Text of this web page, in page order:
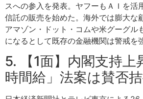
スへの参入を発表。ヤフーもＡＩを活
信託の販売を始めた。海外では膨大な
アマゾン・ドット・コムや米グーグル
になるとして既存の金融機関は警戒を
5. 【1面】内閣支持上
時間給」法案は賛否